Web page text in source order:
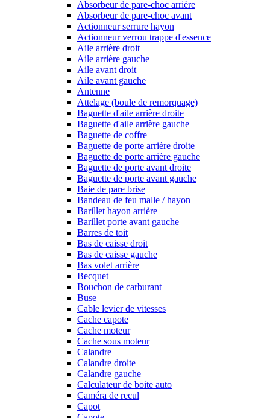
Absorbeur de pare-choc arrière
Absorbeur de pare-choc avant
Actionneur serrure hayon
Actionneur verrou trappe d'essence
Aile arrière droit
Aile arrière gauche
Aile avant droit
Aile avant gauche
Antenne
Attelage (boule de remorquage)
Baguette d'aile arrière droite
Baguette d'aile arrière gauche
Baguette de coffre
Baguette de porte arrière droite
Baguette de porte arrière gauche
Baguette de porte avant droite
Baguette de porte avant gauche
Baie de pare brise
Bandeau de feu malle / hayon
Barillet hayon arrière
Barillet porte avant gauche
Barres de toit
Bas de caisse droit
Bas de caisse gauche
Bas volet arrière
Becquet
Bouchon de carburant
Buse
Cable levier de vitesses
Cache capote
Cache moteur
Cache sous moteur
Calandre
Calandre droite
Calandre gauche
Calculateur de boite auto
Caméra de recul
Capot